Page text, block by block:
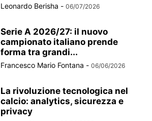
Leonardo Berisha - 06/07/2026
Serie A 2026/27: il nuovo
campionato italiano prende
forma tra grandi...
Francesco Mario Fontana - 06/06/2026
La rivoluzione tecnologica nel
calcio: analytics, sicurezza e
privacy